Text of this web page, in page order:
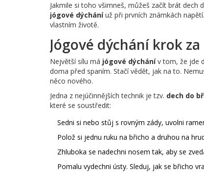
Jakmile si toho všimneš, můžeš začít brát dech
jógové dýcháníuž při prvních známkách
vlastním životě.
Jógové dýchání krok
Největší sílu má jógové dýchánív tom, že jde
doma před spaním. Stačí vědět, jak na to.
něco nového.
Jedna z nejúčinnějších technik je tzv. dech do
které se soustředit:
Sedni si nebo stůj s rovným zády, uvolni
Polož si jednu ruku na břicho a druhou na
Zhluboka se nadechni nosem tak, aby se
Pomalu vydechni ústy. Sleduj, jak se břicho